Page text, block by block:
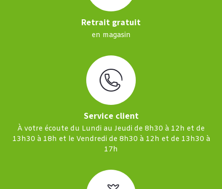
Retrait gratuit
en magasin
Service client
À votre écoute du Lundi au Jeudi de 8h30 à 12h et de
13h30 à 18h et le Vendredi de 8h30 à 12h et de 13h30 à
17h